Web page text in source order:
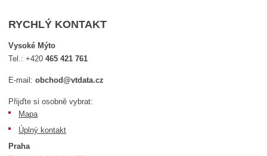
RYCHLÝ KONTAKT
Vysoké Mýto
Tel.:+420465 421 761
E-mail:obchod@vtdata.cz
Přijďte si osobně vybrat:
Mapa
Úplný kontakt
Praha